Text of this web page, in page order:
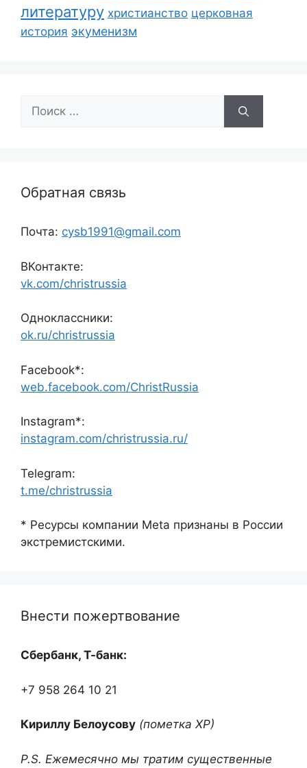
литературу христианство церковная
история экуменизм
Поиск:
Обратная связь
Почта: cysb1991@gmail.com
ВКонтакте:
vk.com/christrussia
Одноклассники:
ok.ru/christrussia
Facebook*:
web.facebook.com/ChristRussia
Instagram*:
instagram.com/christrussia.ru/
Telegram:
t.me/christrussia
* Ресурсы компании Meta признаны в России
экстремистскими.
Внести пожертвование
Сбербанк, Т-банк:
+7 958 264 10 21
Кириллу Белоусову (пометка ХР)
P.S. Ежемесячно мы тратим существенные